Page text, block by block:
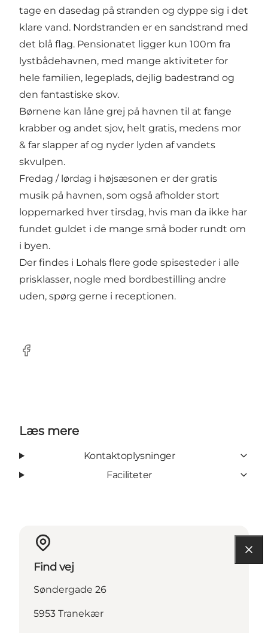
tage en dasedag på stranden og dyppe sig i det
klare vand. Nordstranden er en sandstrand med
det blå flag. Pensionatet ligger kun 100m fra
lystbådehavnen, med mange aktiviteter for
hele familien, legeplads, dejlig badestrand og
den fantastiske skov.
Børnene kan låne grej på havnen til at fange
krabber og andet sjov, helt gratis, medens mor
& far slapper af og nyder lyden af vandets
skvulpen.
Fredag / lørdag i højsæsonen er der gratis
musik på havnen, som også afholder stort
loppemarked hver tirsdag, hvis man da ikke har
fundet guldet i de mange små boder rundt om
i byen.
Der findes i Lohals flere gode spisesteder i alle
prisklasser, nogle med bordbestilling andre
uden, spørg gerne i receptionen.
Facebook
Læs mere
Kontaktoplysninger
Faciliteter
Find vej
Søndergade 26
5953 Tranekær